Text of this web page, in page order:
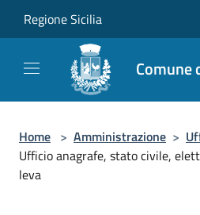
Regione Sicilia
Comune
Home > Amministrazione >
Ufficio anagrafe, stato civile,
leva